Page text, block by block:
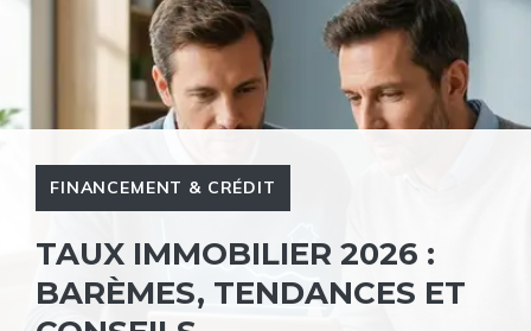
FINANCEMENT & CRÉDIT
TAUX IMMOBILIER 2026 :
BARÈMES, TENDANCES ET